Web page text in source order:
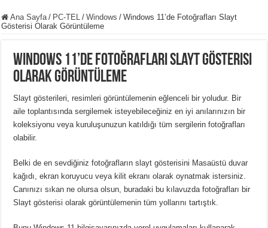
Ana Sayfa / PC-TEL / Windows / Windows 11’de Fotoğrafları Slayt
Gösterisi Olarak Görüntüleme
Windows 11’de Fotoğrafları Slayt Gösterisi
Olarak Görüntüleme
Slayt gösterileri, resimleri görüntülemenin eğlenceli bir yoludur. Bir
aile toplantısında sergilemek isteyebileceğiniz en iyi anılarınızın bir
koleksiyonu veya kuruluşunuzun katıldığı tüm sergilerin fotoğrafları
olabilir.
Belki de en sevdiğiniz fotoğrafların slayt gösterisini Masaüstü duvar
kağıdı, ekran koruyucu veya kilit ekranı olarak oynatmak istersiniz.
Canınızı sıkan ne olursa olsun, buradaki bu kılavuzda fotoğrafları bir
Slayt gösterisi olarak görüntülemenin tüm yollarını tartıştık.